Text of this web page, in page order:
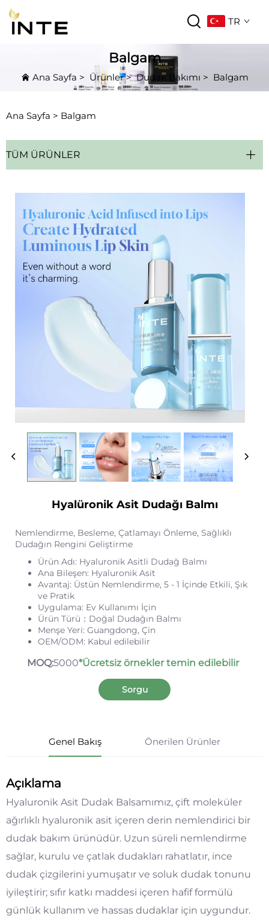
TR
Balgam
Ana Sayfa > Ürünler>Dudak Bakımı > Balgam
Ana Sayfa > Balgam
TÜM ÜRÜNLER
Hyalüronik Asit Dudağı Balmı
Nemlendirme, Besleme, Çatlamayı Önleme, Sağlıklı
Dudağın Rengini Geliştirme
Ürün Adı: Hyaluronik Asitli Dudağ Balmı
Ana Bileşen: Hyaluronik Asit
Avantaj: Üstün Nemlendirme, 5 - 1 İçinde Etkili, Şık
ve Pratik
Uygulama: Ev Kullanımı İçin
Ürün Türü：Doğal Dudağın Balmı
Menşe Yeri: Guangdong, Çin
OEM/ODM: Kabul edilebilir
MOQ:5000*Ücretsiz örnekler temin edilebilir
Sorgu
Genel Bakış Önerilen Ürünler
Açıklama
Hyaluronik Asit Dudak Balsamımız, çift moleküler
ağırlıklı hyaluronik asit içeren derin nemlendirici bir
dudak bakım ürünüdür. Uzun süreli nemlendirme
sağlar, kurulu ve çatlak dudakları rahatlatır, ince
dudak çizgilerini yumuşatır ve soluk dudak tonunu
iyileştirir; sıfır katkı maddesi içeren hafif formülü
günlük kullanım ve hassas dudaklar için uygundur.